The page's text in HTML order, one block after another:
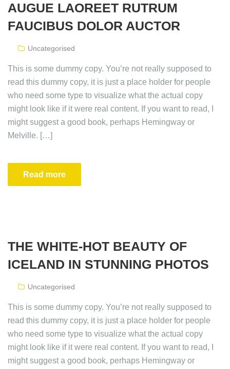
AUGUE LAOREET RUTRUM
FAUCIBUS DOLOR AUCTOR
Uncategorised
This is some dummy copy. You’re not really supposed to
read this dummy copy, it is just a place holder for people
who need some type to visualize what the actual copy
might look like if it were real content. If you want to read, I
might suggest a good book, perhaps Hemingway or
Melville. […]
Read more
THE WHITE-HOT BEAUTY OF
ICELAND IN STUNNING PHOTOS
Uncategorised
This is some dummy copy. You’re not really supposed to
read this dummy copy, it is just a place holder for people
who need some type to visualize what the actual copy
might look like if it were real content. If you want to read, I
might suggest a good book, perhaps Hemingway or